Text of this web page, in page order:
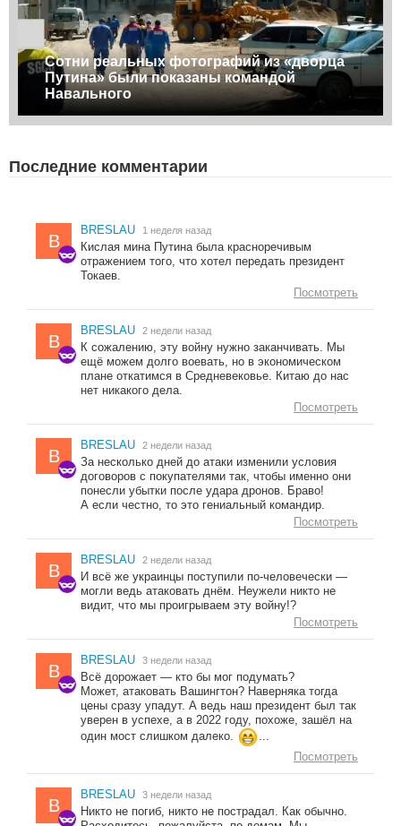
Сотни реальных фотографий из «дворца
Путина» были показаны командой
Навального
Последние комментарии
B
BRESLAU 1 неделя назад
Кислая мина Путина была красноречивым
отражением того, что хотел передать президент
Токаев.
Посмотреть
B
BRESLAU 2 недели назад
К сожалению, эту войну нужно заканчивать. Мы
ещё можем долго воевать, но в экономическом
плане откатимся в Средневековье. Китаю до нас
нет никакого дела.
Посмотреть
B
BRESLAU 2 недели назад
За несколько дней до атаки изменили условия
договоров с покупателями так, чтобы именно они
понесли убытки после удара дронов. Браво!
А если честно, то это гениальный командир.
Посмотреть
B
BRESLAU 2 недели назад
И всё же украинцы поступили по-человечески —
могли ведь атаковать днём. Неужели никто не
видит, что мы проигрываем эту войну!?
Посмотреть
B
BRESLAU 3 недели назад
Всё дорожает — кто бы мог подумать?
Может, атаковать Вашингтон? Наверняка тогда
цены сразу упадут. А ведь наш президент был так
уверен в успехе, а в 2022 году, похоже, зашёл на
один мост слишком далеко.
Посмотреть
B
BRESLAU 3 недели назад
Никто не погиб, никто не пострадал. Как обычно.